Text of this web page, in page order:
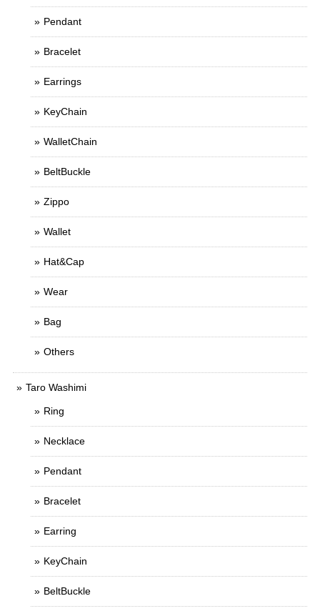
Pendant
Bracelet
Earrings
KeyChain
WalletChain
BeltBuckle
Zippo
Wallet
Hat&Cap
Wear
Bag
Others
Taro Washimi
Ring
Necklace
Pendant
Bracelet
Earring
KeyChain
BeltBuckle